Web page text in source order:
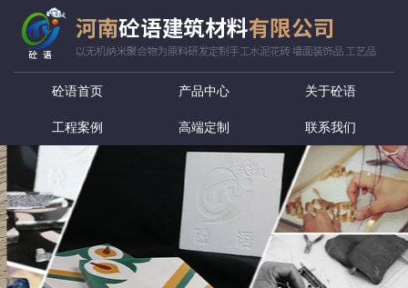
砼语首页 产品中心 关于砼语
工程案例 高端定制 联系我们